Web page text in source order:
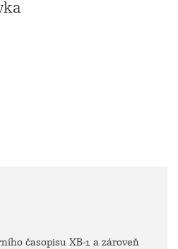
časopisu XB-1 a zároveň